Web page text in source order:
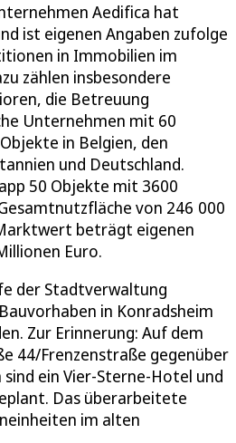
Aedifica hat
ist eigenen Angaben zufolge
in Immobilien im
zählen insbesondere
die Betreuung
Unternehmen mit 60
in Belgien, den
und Deutschland.
50 Objekte mit 3600
von 246 000
beträgt eigenen
Euro.
der Stadtverwaltung
in Konradsheim
Zur Erinnerung: Auf dem
44/Frenzenstraße gegenüber
ein Vier-Sterne-Hotel und
Das überarbeitete
im alten